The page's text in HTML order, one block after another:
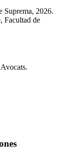
Suprema, 2026.
Facultad de